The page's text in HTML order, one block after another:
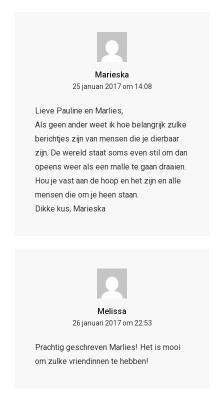
Marieska
25 januari 2017 om 14:08
Lieve Pauline en Marlies,
Als geen ander weet ik hoe belangrijk zulke
berichtjes zijn van mensen die je dierbaar
zijn. De wereld staat soms even stil om dan
opeens weer als een malle te gaan draaien.
Hou je vast aan de hoop en het zijn en alle
mensen die om je heen staan.
Dikke kus, Marieska
Melissa
26 januari 2017 om 22:53
Prachtig geschreven Marlies! Het is mooi
om zulke vriendinnen te hebben!